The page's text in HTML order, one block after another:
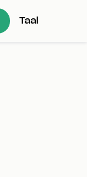
Taal